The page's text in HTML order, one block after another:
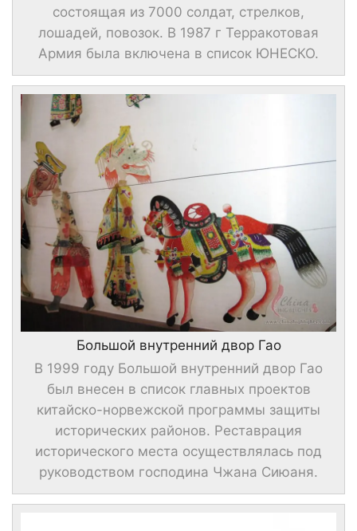
состоящая из 7000 солдат, стрелков,
лошадей, повозок. В 1987 г Терракотовая
Армия была включена в список ЮНЕСКО.
Большой внутренний двор Гао
В 1999 году Большой внутренний двор Гао
был внесен в список главных проектов
китайско-норвежской программы защиты
исторических районов. Реставрация
исторического места осуществлялась под
руководством господина Чжана Сиюаня.